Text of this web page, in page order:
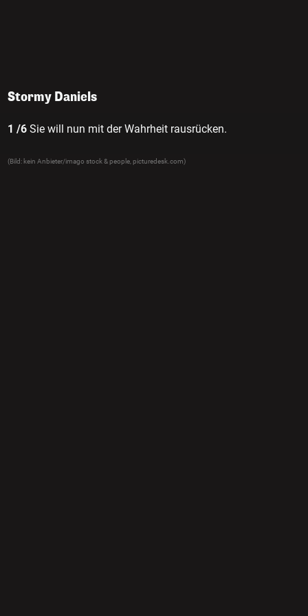
Stormy Daniels
1 /6 Sie will nun mit der Wahrheit rausrücken.
(Bild: kein Anbieter/imago stock & people, picturedesk.com)